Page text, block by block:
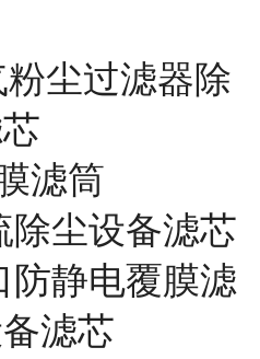
尘过滤器除
滤筒
除尘设备滤芯
防静电覆膜滤
滤芯